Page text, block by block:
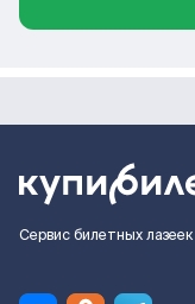
Сервис билетных лазеек